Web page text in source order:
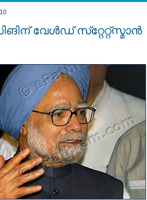
വേള്‍ഡ് സ്‌റ്റേറ്റ്‌സ്മാന്‍